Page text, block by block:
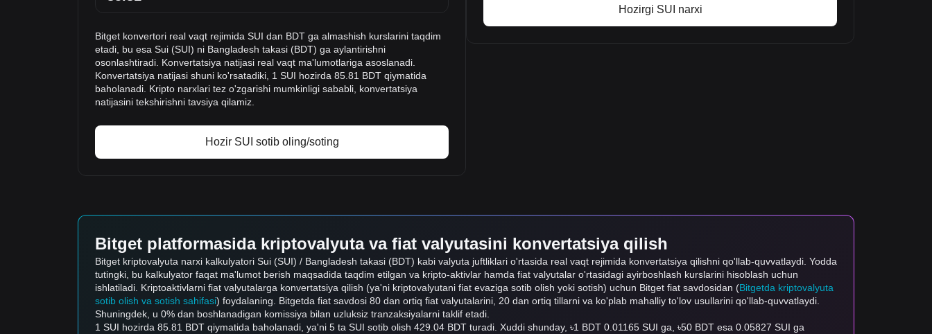
Bitget konvertori real vaqt rejimida SUI dan BDT ga almashish kurslarini taqdim
etadi, bu esa Sui (SUI) ni Bangladesh takasi (BDT) ga aylantirishni
osonlashtiradi. Konvertatsiya natijasi real vaqt ma'lumotlariga asoslanadi.
Konvertatsiya natijasi shuni ko'rsatadiki, 1 SUI hozirda 85.81 BDT qiymatida
baholanadi. Kripto narxlari tez o'zgarishi mumkinligi sababli, konvertatsiya
natijasini tekshirishni tavsiya qilamiz.
Hozir SUI sotib oling/soting
Hozirgi SUI narxi
Bitget platformasida kriptovalyuta va fiat valyutasini konvertatsiya qilish
Bitget kriptovalyuta narxi kalkulyatori Sui (SUI) / Bangladesh takasi (BDT) kabi valyuta juftliklari o'rtasida real vaqt rejimida konvertatsiya qilishni qo'llab-quvvatlaydi. Yodda
tutingki, bu kalkulyator faqat ma'lumot berish maqsadida taqdim etilgan va kripto-aktivlar hamda fiat valyutalar o'rtasidagi ayirboshlash kurslarini hisoblash uchun
ishlatiladi. Kriptoaktivlarni fiat valyutalarga konvertatsiya qilish (ya'ni kriptovalyutani fiat evaziga sotib olish yoki sotish) uchun Bitget fiat savdosidan (Bitgetda kriptovalyuta
sotib olish va sotish sahifasi) foydalaning. Bitgetda fiat savdosi 80 dan ortiq fiat valyutalarini, 20 dan ortiq tillarni va ko'plab mahalliy to'lov usullarini qo'llab-quvvatlaydi.
Shuningdek, u 0% dan boshlanadigan komissiya bilan uzluksiz tranzaksiyalarni taklif etadi.
1 SUI hozirda 85.81 BDT qiymatida baholanadi, ya'ni 5 ta SUI sotib olish 429.04 BDT turadi. Xuddi shunday, ৳1 BDT 0.01165 SUI ga, ৳50 BDT esa 0.05827 SUI ga